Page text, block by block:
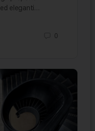
eleganti…
0